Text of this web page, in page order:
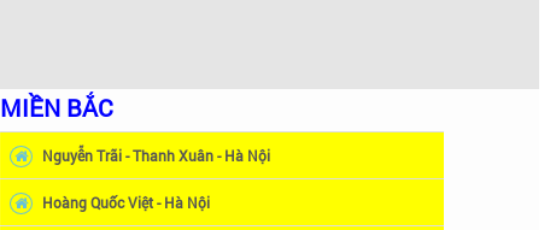
MIỀN BẮC
Nguyễn Trãi - Thanh Xuân - Hà Nội
Hoàng Quốc Việt - Hà Nội